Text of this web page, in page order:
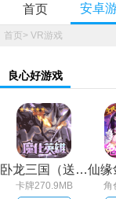
首页 安卓
首页> VR游戏
良心好游戏
卧龙三国（送魔化张飞）
卡牌270.9MB 角